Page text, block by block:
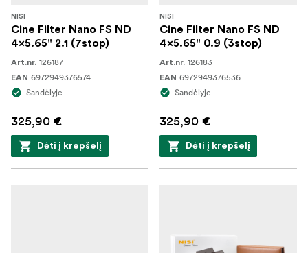
NISI
Cine Filter Nano FS ND
4x5.65" 2.1 (7stop)
Art.nr. 126187
EAN 6972949376574
Sandėlyje
325,90 €
Dėti į krepšelį
NISI
Cine Filter Nano FS ND
4x5.65" 0.9 (3stop)
Art.nr. 126183
EAN 6972949376536
Sandėlyje
325,90 €
Dėti į krepšelį